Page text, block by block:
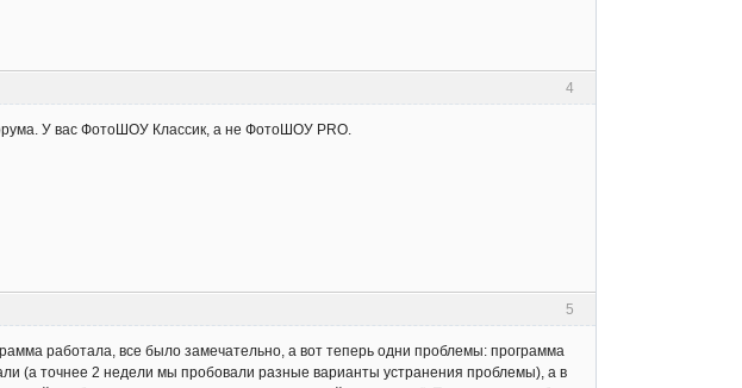
4
У вас ФотоШОУ Классик, а не ФотоШОУ PRO.
5
работала, все было замечательно, а вот теперь одни проблемы: программа
(а точнее 2 недели мы пробовали разные варианты устранения проблемы), а в